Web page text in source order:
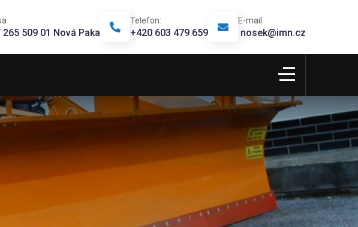
265 509 01 Nová Paka
Telefon:
+420 603 479 659
E-mail:
nosek@imn.cz